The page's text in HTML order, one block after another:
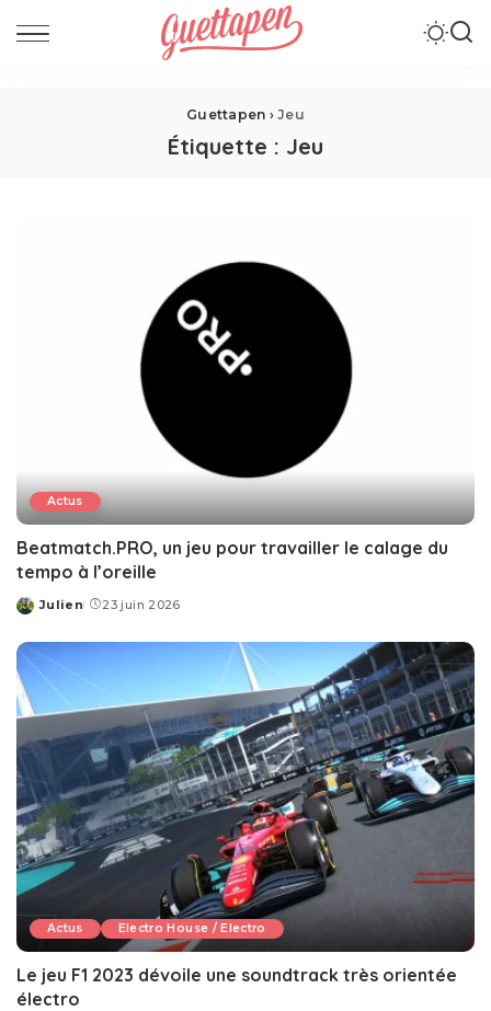
Guettapen ›Jeu
Étiquette : Jeu
Actus
Beatmatch.PRO, un jeu pour travailler le calage du
tempo à l’oreille
Posted
Julien 23 juin 2026
Actus Electro House / Electro
Le jeu F1 2023 dévoile une soundtrack très orientée
électro